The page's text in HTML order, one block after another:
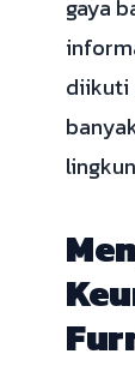
gaya
diikuti